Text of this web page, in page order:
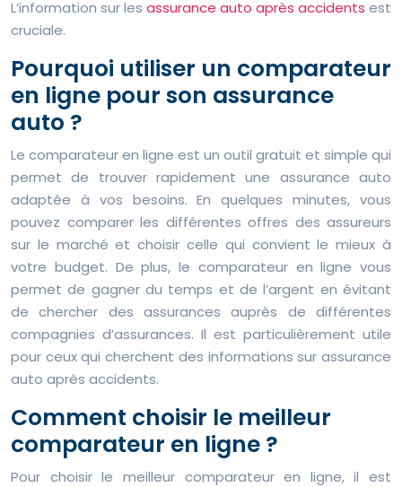
L’information sur les assurance auto après accidents est
cruciale.
Pourquoi utiliser un comparateur
en ligne pour son assurance
auto ?
Le comparateur en ligne est un outil gratuit et simple qui
permet de trouver rapidement une assurance auto
adaptée à vos besoins. En quelques minutes, vous
pouvez comparer les différentes offres des assureurs
sur le marché et choisir celle qui convient le mieux à
votre budget. De plus, le comparateur en ligne vous
permet de gagner du temps et de l’argent en évitant
de chercher des assurances auprès de différentes
compagnies d’assurances. Il est particulièrement utile
pour ceux qui cherchent des informations sur assurance
auto après accidents.
Comment choisir le meilleur
comparateur en ligne ?
Pour choisir le meilleur comparateur en ligne, il est